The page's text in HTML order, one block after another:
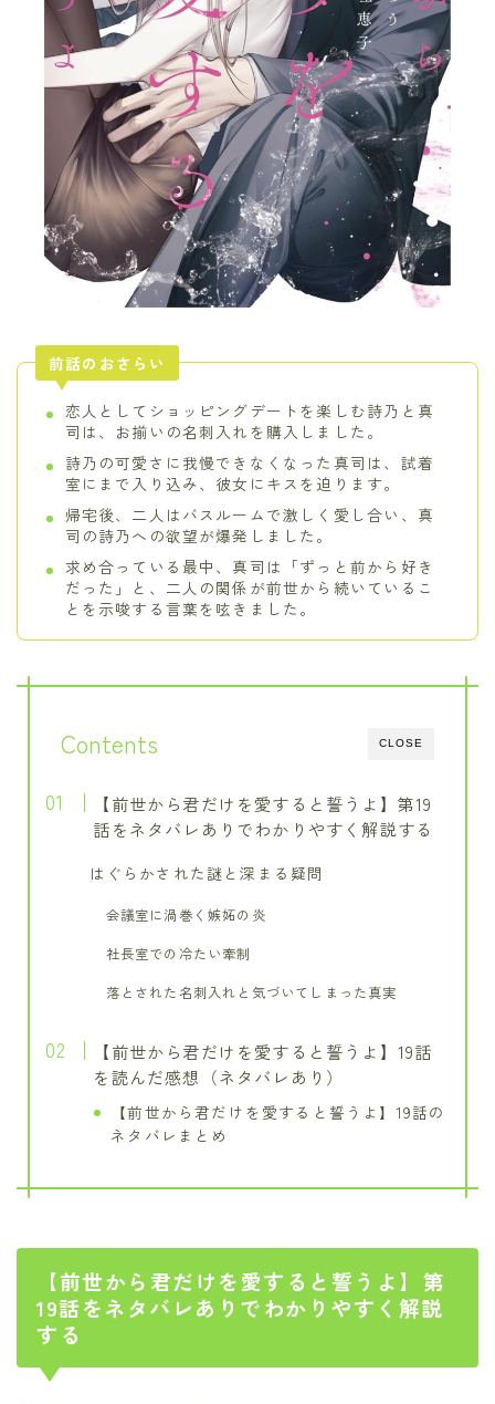
前話のおさらい
恋人としてショッピングデートを楽しむ詩乃と真
司は、お揃いの名刺入れを購入しました。
詩乃の可愛さに我慢できなくなった真司は、試着
室にまで入り込み、彼女にキスを迫ります。
帰宅後、二人はバスルームで激しく愛し合い、真
司の詩乃への欲望が爆発しました。
求め合っている最中、真司は「ずっと前から好き
だった」と、二人の関係が前世から続いているこ
とを示唆する言葉を呟きました。
CLOSE
Contents
【前世から君だけを愛すると誓うよ】第19
話をネタバレありでわかりやすく解説する
はぐらかされた謎と深まる疑問
会議室に渦巻く嫉妬の炎
社長室での冷たい牽制
落とされた名刺入れと気づいてしまった真実
【前世から君だけを愛すると誓うよ】19話
を読んだ感想（ネタバレあり）
【前世から君だけを愛すると誓うよ】19話の
ネタバレまとめ
【前世から君だけを愛すると誓うよ】第
19話をネタバレありでわかりやすく解説
する